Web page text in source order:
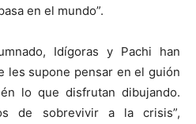
en el mundo”.
Idígoras y Pachi han
les supone pensar en el guión
lo que disfrutan dibujando.
de sobrevivir a la crisis”,